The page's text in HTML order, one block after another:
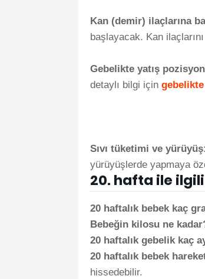
Kan (demir) ilaçlarına
başlayacak. Kan
Gebelikte yatış
detaylı bilgi için
Sıvı tüketimi ve yürüyüş
yürüyüşlerde yapmaya
20. hafta ile
20 haftalık bebek kaç
Bebeğin kilosu ne
20 haftalık gebelik kaç
20 haftalık bebek
hissedebilir.